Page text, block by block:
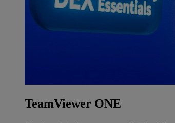
TeamViewer ONE